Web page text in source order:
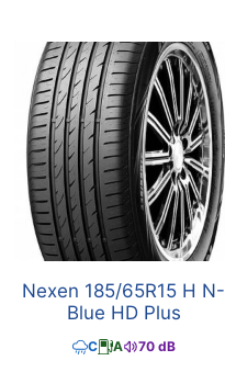
Nexen 185/65R15 H N-
Blue HD Plus
C A 70 dB